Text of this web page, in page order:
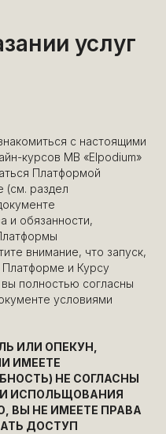
услуг
с настоящими
курсов MB «Elpodium»
Платформой
(см. раздел
и обязанности,
внимание, что запуск,
Платформе и Курсу
полностью согласны
условиями
ИЛИ ОПЕКУН,
ИМЕЕТЕ
НЕ СОГЛАСНЫ
ИСПОЛЬЩОВАНИЯ
ВЫ НЕ ИМЕЕТЕ ПРАВА
ДОСТУП